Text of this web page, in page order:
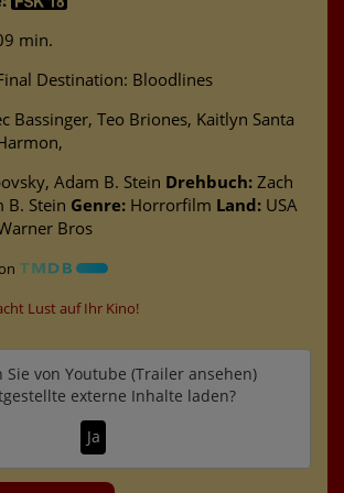
min.
Destination: Bloodlines
Bassinger, Teo Briones, Kaitlyn Santa
Adam B. Stein Drehbuch: Zach
B. Stein Genre: Horrorfilm Land: USA
Bros
Lust auf Ihr Kino!
Sie von Youtube (Trailer ansehen)
externe Inhalte laden?
Ja